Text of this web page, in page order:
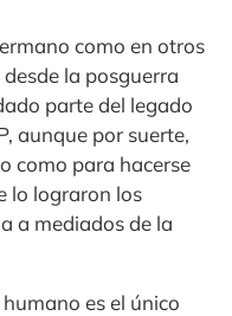
como en otros
la posguerra
parte del legado
aunque por suerte,
como para hacerse
lo lograron los
a mediados de la
es el único